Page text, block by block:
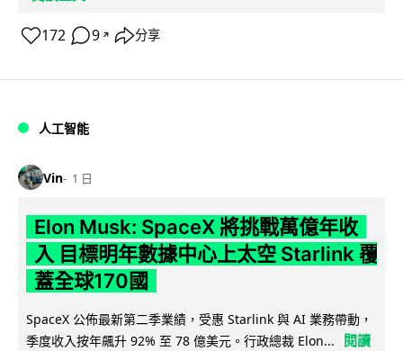
172 9 ↗ 分享
人工智能
Vin 1 日
Elon Musk: SpaceX 將挑戰萬億年收
入 目標明年數據中心上太空 Starlink 覆
蓋全球170國
SpaceX 公佈最新第二季業績，受惠 Starlink 與 AI 業務帶動，
季度收入按年飆升 92% 至 78 億美元。行政總裁 Elon...
閱讀